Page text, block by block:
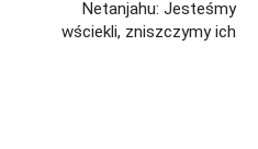
Netanjahu: Jesteśmy
wściekli, zniszczymy ich